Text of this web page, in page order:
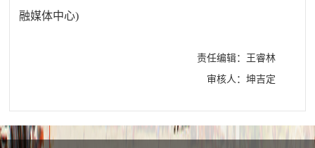
融媒体中心)
责任编辑：王睿林
审核人：坤吉定